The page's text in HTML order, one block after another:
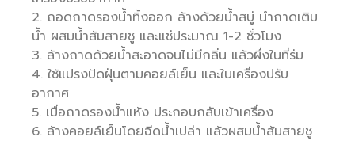
2. ถอดถาดรองน้ำทิ้งออก ล้างด้วยน้ำสบู่ นำถาดเติม
น้ำ ผสมน้ำส้มสายชู และแช่ประมาณ 1-2 ชั่วโมง
3. ล้างถาดด้วยน้ำสะอาดจนไม่มีกลิ่น แล้วผึ่งในที่ร่ม
4. ใช้แปรงปัดฝุ่นตามคอยล์เย็น และในเครื่องปรับ
อากาศ
5. เมื่อถาดรองน้ำแห้ง ประกอบกลับเข้าเครื่อง
6. ล้างคอยล์เย็นโดยฉีดน้ำเปล่า แล้วผสมน้ำส้มสายชู